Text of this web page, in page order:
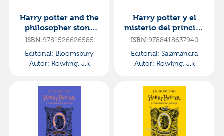
Harry potter and the
philosopher stone
minalima edition
ISBN:9781526626585
Editorial: Bloomsbury
Autor: Rowling, J.k
Harry potter y el
misterio del príncipe
- gryffindor (harry
ISBN:9788418637940
Editorial: Salamandra
Autor: Rowling, J.k